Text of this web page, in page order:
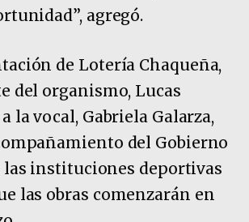
agregó.
de Lotería Chaqueña,
del organismo, Lucas
la vocal, Gabriela Galarza,
del Gobierno
instituciones deportivas
las obras comenzarán en